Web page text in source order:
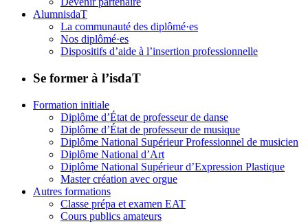
AlumnisdaT
La communauté des diplômé·es
Nos diplômé·es
Dispositifs d’aide à l’insertion professionnelle
Se former à l’isdaT
Formation initiale
Diplôme d’État de professeur de danse
Diplôme d’État de professeur de musique
Diplôme National Supérieur Professionnel de musicien
Diplôme National d’Art
Diplôme National Supérieur d’Expression Plastique
Master création avec orgue
Autres formations
Classe prépa et examen EAT
Cours publics amateurs